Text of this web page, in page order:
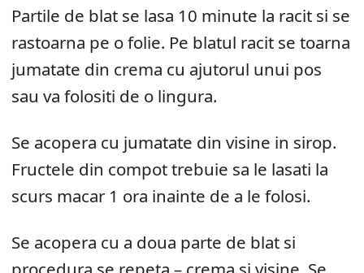
Partile de blat se lasa 10 minute la racit si se
rastoarna pe o folie. Pe blatul racit se toarna
jumatate din crema cu ajutorul unui pos
sau va folositi de o lingura.
Se acopera cu jumatate din visine in sirop.
Fructele din compot trebuie sa le lasati la
scurs macar 1 ora inainte de a le folosi.
Se acopera cu a doua parte de blat si